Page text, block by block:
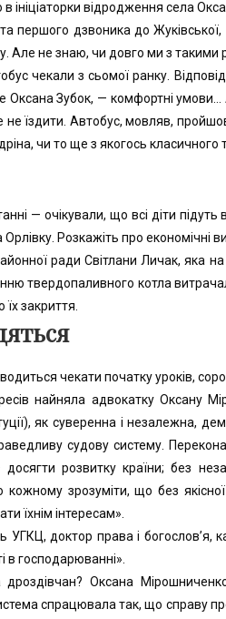
ініціаторки відродження села
першого дзвоника до
Але не знаю, чи довго ми з
чекали з сьомої ранку.
Оксана Зубок, — комфортні
їздити. Автобус, мовляв,
чи то ще з якогось класичного
— очікували, що всі діти
Розкажіть про економічні
ради Світлани Личак, яка
твердопаливного котла
закриття.
чекати початку уроків,
найняла адвокатку Оксану
як суверенна і незалежна,
судову систему.
розвитку країни; без
зрозуміти, що без
їхнім інтересам».
доктор права і богослов’я,
в господарюванні».
Оксана
спрацювала так, що справу